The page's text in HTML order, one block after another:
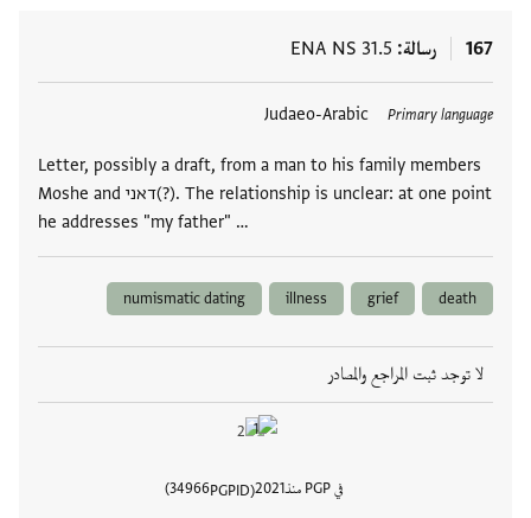
167 رسالة ENA NS 31.5
Primary language
Judaeo-Arabic
Letter, possibly a draft, from a man to his family members
Moshe and דאני(?). The relationship is unclear: at one point
he addresses "my father" …
العلامات
death
grief
illness
numismatic dating
لا توجد ثبت المراجع والمصادر
في PGP منذ 2021
PGPID
34966